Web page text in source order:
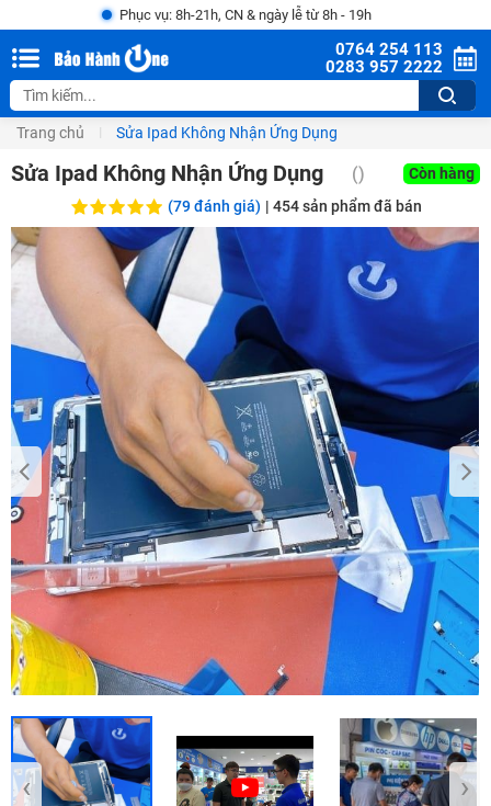
Phục vụ: 8h-21h, CN & ngày lễ từ 8h - 19h
0764 254 113
0283 957 2222
Trang chủ Sửa Ipad Không Nhận Ứng Dụng
Sửa Ipad Không Nhận Ứng Dụng ()
Còn hàng
(79 đánh giá) | 454sản phẩm đã bán
‹ ›